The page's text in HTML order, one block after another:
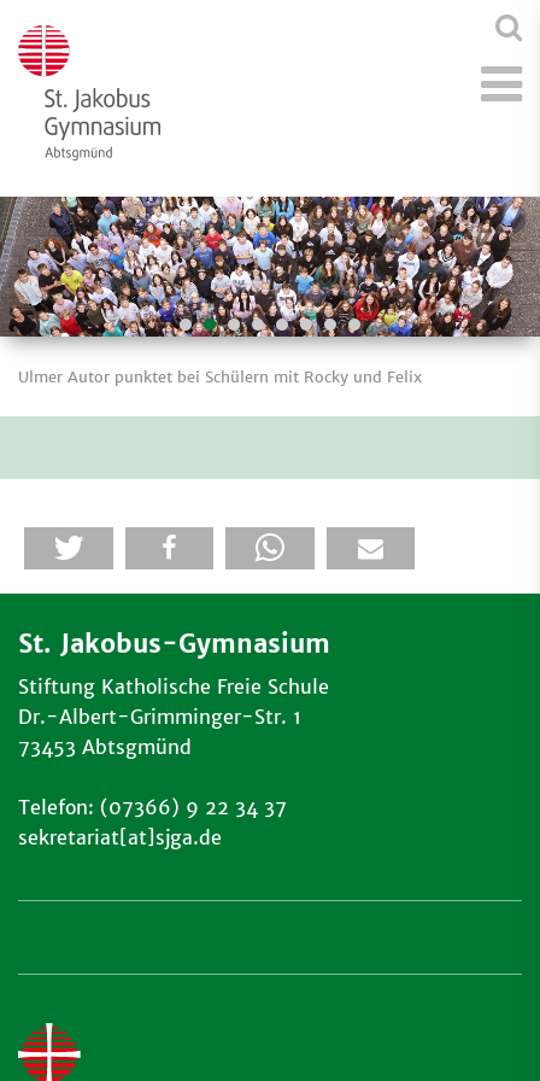
Ulmer Autor punktet bei Schülern mit Rocky und Felix
St. Jakobus-Gymnasium
Stiftung Katholische Freie Schule
Dr.-Albert-Grimminger-Str. 1
73453 Abtsgmünd
Telefon: (07366) 9 22 34 37
sekretariat[at]sjga.de